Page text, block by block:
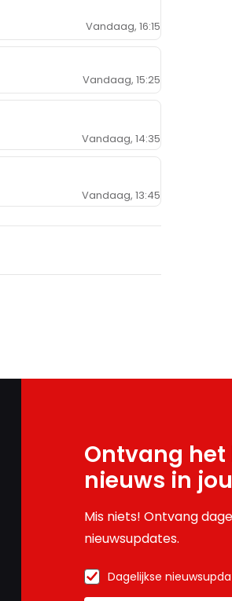
Vandaag, 16:15
Vandaag, 15:25
Vandaag, 14:35
Vandaag, 13:45
Ontvang het
nieuws in
Mis niets! Ontvang
nieuwsupdates.
Dagelijkse